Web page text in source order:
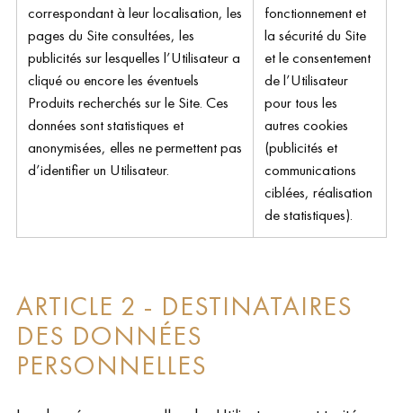
correspondant à leur localisation, les
pages du Site consultées, les
publicités sur lesquelles l’Utilisateur a
cliqué ou encore les éventuels
Produits recherchés sur le Site. Ces
données sont statistiques et
anonymisées, elles ne permettent pas
d’identifier un Utilisateur.
fonctionnement et
la sécurité du Site
et le consentement
de l’Utilisateur
pour tous les
autres cookies
(publicités et
communications
ciblées, réalisation
de statistiques).
ARTICLE 2 - DESTINATAIRES
DES DONNÉES
PERSONNELLES